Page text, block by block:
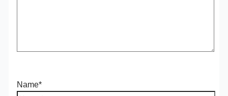
Name*